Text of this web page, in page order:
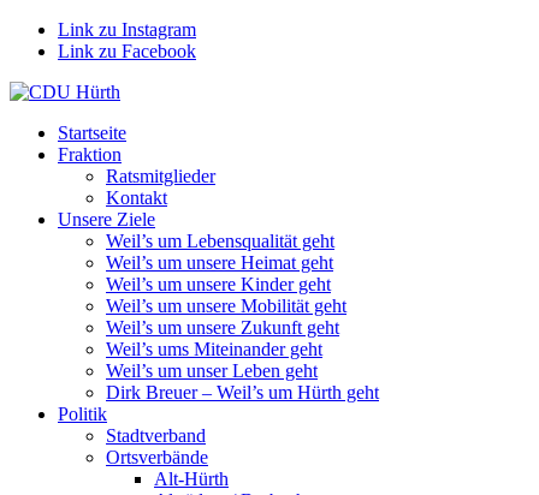
Link zu Instagram
Link zu Facebook
Startseite
Fraktion
Ratsmitglieder
Kontakt
Unsere Ziele
Weil’s um Lebensqualität geht
Weil’s um unsere Heimat geht
Weil’s um unsere Kinder geht
Weil’s um unsere Mobilität geht
Weil’s um unsere Zukunft geht
Weil’s ums Miteinander geht
Weil’s um unser Leben geht
Dirk Breuer – Weil’s um Hürth geht
Politik
Stadtverband
Ortsverbände
Alt-Hürth